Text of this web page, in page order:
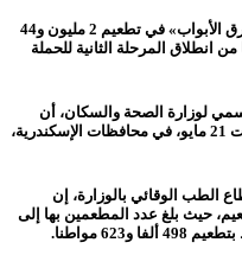
أعلنت وزارة الصحة والسكان، نجاح حملة «طرق الأبواب» في تطعيم 2 مليون و44
ضد فيروس كورونا، خلال 14 يوما من انطلاق المرحلة الثانية للحملة
لوزارة الصحة والسكان، أن
المرحلة الثانية من الحملة، انطلقت يوم السبت 21 مايو، في محافظات الإسكندرية،
الطب الوقائي بالوزارة، إن
حيث بلغ عدد المطعمين بها إلى